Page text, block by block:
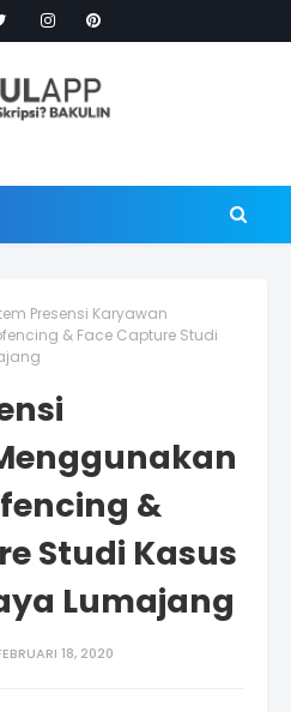
Presensi Karyawan
& Face Capture Studi
&
Studi Kasus
Lumajang
18, 2020